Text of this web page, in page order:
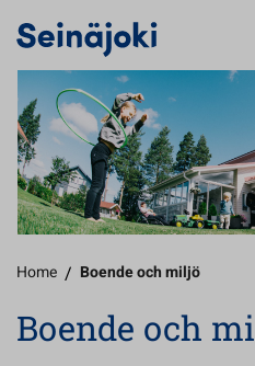
Home / Boende och miljö
Boende och